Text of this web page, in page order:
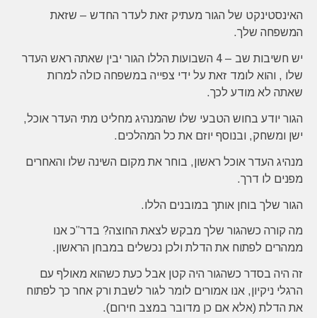
האינסטינקט של הגור מעתיק זאת לעדר החדש – שזאת
המשפחה שלך.
יש חשיבות שב – 4 השבועות הללו הגור יבין שאתה ראש העדר
שלו , והוא לומד זאת על ידי צפייה במשפחה כולה למרות
שאתה לא מודע לכך.
הגור יודע בחוש הטבעי שלו שהמנהיג מחליט מתי העדר אוכל,
ישן ומשחק, ובנוסף יוזם את כל המהלכים.
מנהיג העדר אוכל ראשון, בוחר את מקום השינה שלו והאחרים
מפנים לו דרך.
הגור שלך בוחן אותך במובנים הללו.
מה קורה כשהגור שלך מבקש לצאת החוצה? בדר”כ אנו
ממהרים לפתוח את הדלת ולכן נכשלים במבחן הראשון.
זה היה בסדר כשהגור היה קטן אבל כעת כשהוא מאולף עם
הרגלי ניקיון, אנו אמורים לומר לגור לשבת ורק אחר כך לפתוח
את הדלת (אלא אם כן מדובר במצב חירום).